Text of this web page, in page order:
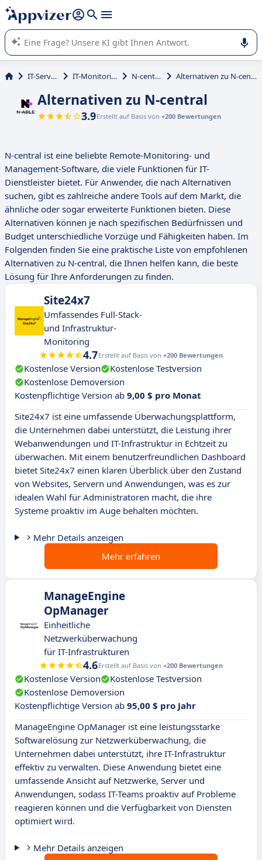
beantworten (mehrere Zeilen mit
Die KI von Appvizer führt Sie bei der Nutzung oder Auswahl
von SaaS-Software in Unternehmen.
IT-Service IT-Monitoring N-central Alternativen zu N-central
Alternativen zu N-central
3.9Erstellt auf Basis von +200 Bewertungen
N-central ist eine beliebte Remote-Monitoring- und
Management-Software, die viele Funktionen für IT-
Dienstleister bietet. Für Anwender, die nach Alternativen
suchen, gibt es zahlreiche andere Tools auf dem Markt, die
ähnliche oder sogar erweiterte Funktionen bieten. Diese
Alternativen können je nach spezifischen Bedürfnissen und
Budget unterschiedliche Vorzüge und Fähigkeiten haben. Im
Folgenden finden Sie eine praktische Liste von empfohlenen
Alternativen zu N-central, die Ihnen helfen kann, die beste
Lösung für Ihre Anforderungen zu finden.
Site24x7
Umfassendes Full-Stack-
und Infrastruktur-
Monitoring
4.7Erstellt auf Basis von +200 Bewertungen
Kostenlose Version
Kostenlose Testversion
Kostenlose Demoversion
Kostenpflichtige Version ab 9,00 $ pro Monat
Site24x7 ist eine umfassende Überwachungsplattform,
die Unternehmen dabei unterstützt, die Leistung ihrer
Webanwendungen und IT-Infrastruktur in Echtzeit zu
überwachen. Mit einem benutzerfreundlichen Dashboard
bietet Site24x7 einen klaren Überblick über den Zustand
von Websites, Servern und Anwendungen, was es zur
idealen Wahl für Administratoren macht, die ihre
Systeme proaktiv im Auge behalten möchten.
Mehr Details anzeigen
Mehr erfahren
ManageEngine
OpManager
Einheitliche
Netzwerküberwachung
für IT-Infrastrukturen
4.6Erstellt auf Basis von +200 Bewertungen
Kostenlose Version
Kostenlose Testversion
Kostenlose Demoversion
Kostenpflichtige Version ab 95,00 $ pro Jahr
ManageEngine OpManager ist eine leistungsstarke
Softwarelösung zur Netzwerküberwachung, die
Unternehmen dabei unterstützt, ihre IT-Infrastruktur
effektiv zu verwalten. Diese Anwendung bietet eine
umfassende Ansicht auf Netzwerke, Server und
Anwendungen, sodass IT-Teams proaktiv auf Probleme
reagieren können und die Verfügbarkeit von Diensten
optimiert wird.
Mehr Details anzeigen